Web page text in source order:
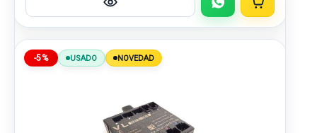
-5% USADO NOVEDAD